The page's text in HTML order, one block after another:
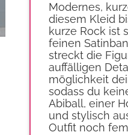
Modernes,
diesem Kleid
kurze Rock ist
feinen
streckt die
auffälligen
möglichkeit
sodass du
Abiball, einer
und stylisch
Outfit noch